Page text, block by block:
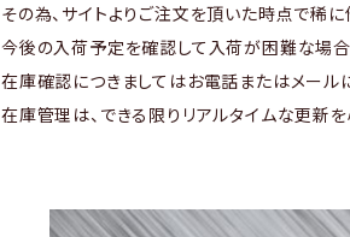
その為、サイトよりご注文を頂いた時点で稀
今後の入荷予定を確認して入荷が困難な場合
在庫確認につきましてはお電話またはメール
在庫管理は、できる限りリアルタイムな更新